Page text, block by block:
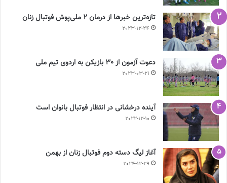
تازه‌ترین خبرها از درمان ۲ ملی‌پوش فوتبال زنان
2023-12-24
دعوت آزمون از 30 بازیکن به اردوی تیم ملی
2023-03-21
آینده درخشانی در انتظار فوتبال بانوان است
2022-12-10
آغاز لیگ دسته دوم فوتبال زنان از بهمن
2024-12-29